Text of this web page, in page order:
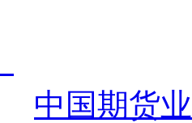
中国期货